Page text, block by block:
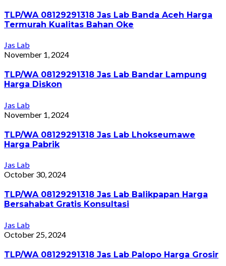
TLP/WA 08129291318 Jas Lab Banda Aceh Harga
Termurah Kualitas Bahan Oke
Jas Lab
November 1, 2024
TLP/WA 08129291318 Jas Lab Bandar Lampung
Harga Diskon
Jas Lab
November 1, 2024
TLP/WA 08129291318 Jas Lab Lhokseumawe
Harga Pabrik
Jas Lab
October 30, 2024
TLP/WA 08129291318 Jas Lab Balikpapan Harga
Bersahabat Gratis Konsultasi
Jas Lab
October 25, 2024
TLP/WA 08129291318 Jas Lab Palopo Harga Grosir